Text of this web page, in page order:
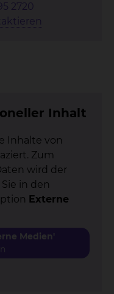
2720
Inhalt
Inhalte von
Zum
wird der
in den
Externe
Medien'